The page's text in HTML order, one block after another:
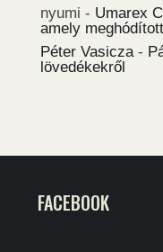
nyumi - Umarex
amely
Péter Vasicza -
lövedékekről
FACEBOOK